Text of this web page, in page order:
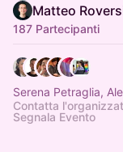
Matteo
187 Partecipanti
Serena Petraglia,
Contatta
Segnala Evento